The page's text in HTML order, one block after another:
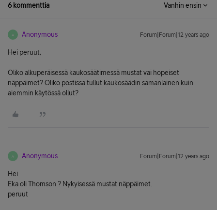
6 kommenttia Vanhin ensin
A Anonymous Forum|Forum|12 years ago
Hei peruut,
Oliko alkuperäisessä kaukosäätimessä mustat vai hopeiset
näppäimet? Oliko postissa tullut kaukosäädin samanlainen kuin
aiemmin käytössä ollut?
A Anonymous Forum|Forum|12 years ago
Hei
Eka oli Thomson ? Nykyisessä mustat näppäimet.
peruut